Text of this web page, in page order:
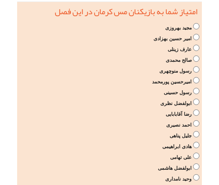
امتیاز شما به بازیکنان مس کرمان در این فصل
مجید بهروزی
امیر حسین بهزادی
عارف زینلی
صالح محمدی
رسول منوچهری
امیرحسین پورمحمد
رسول حسینی
ابولفضل نظری
رضا آقابابایی
احمد نصیری
جلیل پناهی
هادی ابراهیمی
علی تهامی
ابولفضل هاشمی
وحید نامداری